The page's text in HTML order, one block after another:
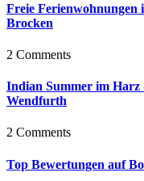
Freie Ferienwohnungen
Brocken
2 Comments
Indian Summer im Harz
Wendfurth
2 Comments
Top Bewertungen auf